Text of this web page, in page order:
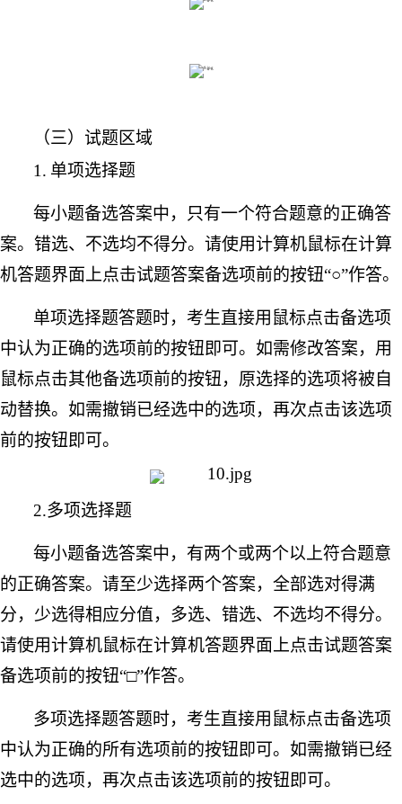
（三）试题区域
1. 单项选择题
每小题备选答案中，只有一个符合题意的正确答
案。错选、不选均不得分。请使用计算机鼠标在计算
机答题界面上点击试题答案备选项前的按钮“○”作答。
单项选择题答题时，考生直接用鼠标点击备选项
中认为正确的选项前的按钮即可。如需修改答案，用
鼠标点击其他备选项前的按钮，原选择的选项将被自
动替换。如需撤销已经选中的选项，再次点击该选项
前的按钮即可。
2.多项选择题
每小题备选答案中，有两个或两个以上符合题意
的正确答案。请至少选择两个答案，全部选对得满
分，少选得相应分值，多选、错选、不选均不得分。
请使用计算机鼠标在计算机答题界面上点击试题答案
备选项前的按钮“□”作答。
多项选择题答题时，考生直接用鼠标点击备选项
中认为正确的所有选项前的按钮即可。如需撤销已经
选中的选项，再次点击该选项前的按钮即可。